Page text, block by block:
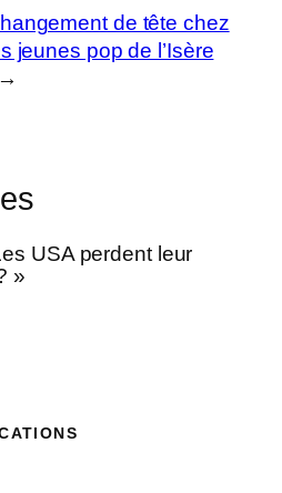
de tête chez
jeunes pop de l’Isère
→
USA perdent leur
»